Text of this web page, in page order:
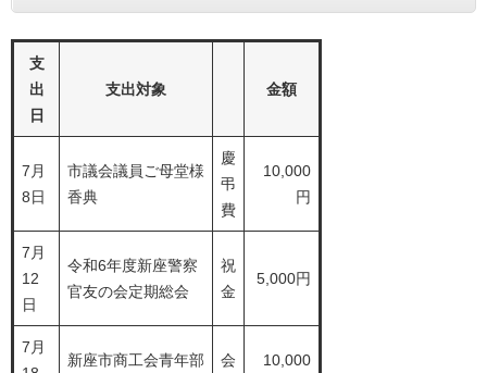
支
出
日
支出対象 金額
7月
8日
市議会議員ご母堂様
香典
慶
弔
費
10,000
円
7月
12
日
令和6年度新座警察
官友の会定期総会
祝
金
5,000円
7月
新座市商工会青年部
会
10,000